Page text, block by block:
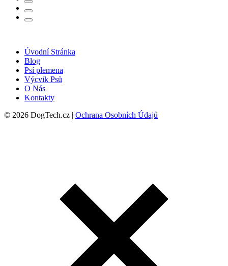
Úvodní Stránka
Blog
Psí plemena
Výcvik Psů
O Nás
Kontakty
© 2026 DogTech.cz | Ochrana Osobních Údajů